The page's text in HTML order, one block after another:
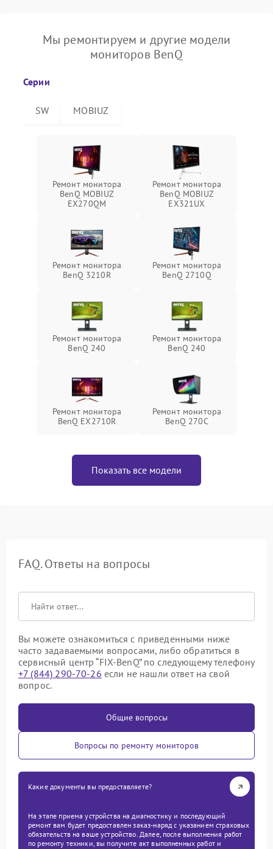
Мы ремонтируем и другие модели
мониторов BenQ
Серии
SW MOBIUZ
Ремонт монитора
BenQ MOBIUZ
EX270QM
Ремонт монитора
BenQ MOBIUZ
EX321UX
Ремонт монитора
BenQ 3210R
Ремонт монитора
BenQ 2710Q
Ремонт монитора
BenQ 240
Ремонт монитора
BenQ 240
Ремонт монитора
BenQ EX2710R
Ремонт монитора
BenQ 270C
Показать все модели
FAQ. Ответы на вопросы
Вы можете ознакомиться с приведенными ниже
часто задаваемыми вопросами, либо обратиться в
сервисный центр “FIX-BenQ” по следующему телефону
+7 (844) 290-70-26 если не нашли ответ на свой
вопрос.
Общие вопросы
Вопросы по ремонту мониторов
Какие документы вы предоставляете?
На этапе приема устройства на диагностику и последующий
ремонт вам будет предоставлен заказ-наряд с указанием страховых
обязательств на ваше устройство. Далее, после выполнения работ
по ремонту техники, вы получите акт выполненных работ и